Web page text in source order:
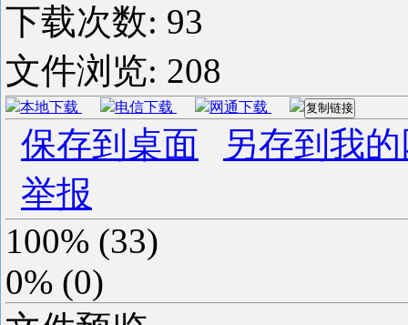
下载次数: 93
文件浏览: 208
本地下载 电信下载 网通下载 复制链接
保存到桌面
另存到我
举报
100% (33)
0% (0)